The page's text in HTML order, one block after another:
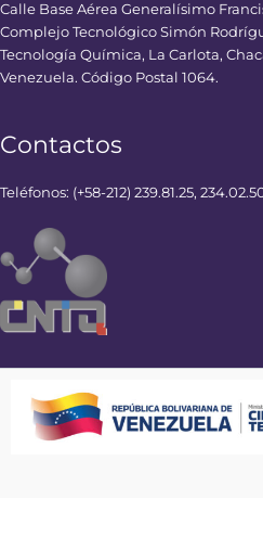
Calle Base Aérea Generalísimo
Complejo Tecnológico Simón
Tecnología Química, La Carlota,
Venezuela. Código Postal 1064.
Contactos
Teléfonos: (+58-212) 239.81.25,